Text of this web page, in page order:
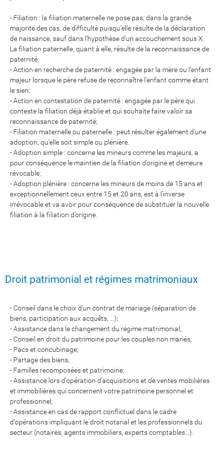
- Filiation : la filiation maternelle ne pose pas, dans la grande
majorité des cas, de difficulté puisqu’elle résulte de la déclaration
de naissance, sauf dans l’hypothèse d’un accouchement sous X.
La filiation paternelle, quant à elle, résulte de la reconnaissance de
paternité;
- Action en recherche de paternité : engagée par la mère ou l’enfant
majeur lorsque le père refuse de reconnaître l’enfant comme étant
le sien;
- Action en contestation de paternité : engagée par le père qui
conteste la filiation déjà établie et qui souhaite faire valoir sa
reconnaissance de paternité;
- Filiation maternelle ou paternelle : peut résulter également d’une
adoption, qu’elle soit simple ou plénière.
- Adoption simple : concerne les mineurs comme les majeurs, a
pour conséquence le maintien de la filiation d’origine et demeure
révocable;
- Adoption plénière : concerne les mineurs de moins de 15 ans et
exceptionnellement ceux entre 15 et 20 ans, est à l’inverse
irrévocable et va avoir pour conséquence de substituer la nouvelle
filiation à la filiation d’origine.
Droit patrimonial et régimes matrimoniaux
- Conseil dans le choix d'un contrat de mariage (séparation de
biens, participation aux acquêts, ...);
- Assistance dans le changement du régime matrimonial;
- Conseil en droit du patrimoine pour les couples non mariés;
- Pacs et concubinage;
- Partage des biens;
- Familles recomposées et patrimoine;
- Assistance lors d'opération d'acquisitions et de ventes mobilières
et immobilières qui concernent votre patrimoine personnel et
professionnel;
- Assistance en cas de rapport conflictuel dans le cadre
d'opérations impliquant le droit notarial et les professionnels du
secteur (notaires, agents immobiliers, experts comptables...).